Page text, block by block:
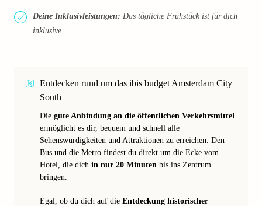
Deine Inklusivleistungen: Das tägliche Frühstück ist für dich
inklusive.
Entdecken rund um das ibis budget Amsterdam City
South
Die gute Anbindung an die öffentlichen Verkehrsmittel
ermöglicht es dir, bequem und schnell alle
Sehenswürdigkeiten und Attraktionen zu erreichen. Den
Bus und die Metro findest du direkt um die Ecke vom
Hotel, die dich in nur 20 Minuten bis ins Zentrum
bringen.
Egal, ob du dich auf die Entdeckung historischer